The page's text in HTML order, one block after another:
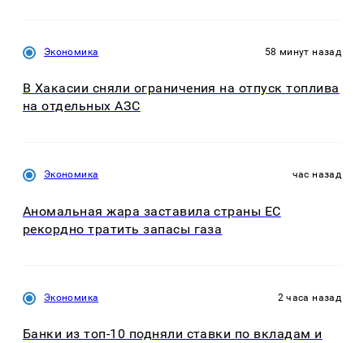
Экономика 58 минут назад
В Хакасии сняли ограничения на отпуск топлива
на отдельных АЗС
Экономика час назад
Аномальная жара заставила страны ЕС
рекордно тратить запасы газа
Экономика 2 часа назад
Банки из топ-10 подняли ставки по вкладам и